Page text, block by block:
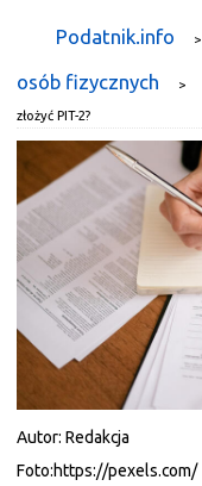
Podatnik.info >
osób fizycznych
>
złożyć PIT-2?
Autor: Redakcja
Foto:https://pexels.com/